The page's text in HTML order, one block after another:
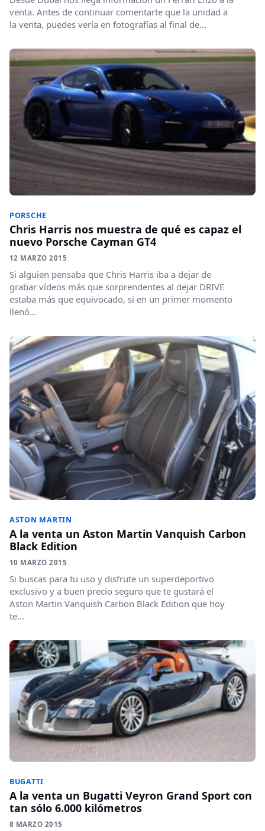
venta. Antes de continuar comentarte que la unidad a
la venta, puedes verla en fotografías al final de...
PORSCHE
Chris Harris nos muestra de qué es capaz el
nuevo Porsche Cayman GT4
12 MARZO 2015
Si alguien pensaba que Chris Harris iba a dejar de
grabar vídeos más que sorprendentes al dejar DRIVE
estaba más que equivocado, si en un primer momento
llenó...
ASTON MARTIN
A la venta un Aston Martin Vanquish Carbon
Black Edition
10 MARZO 2015
Si buscas para tu uso y disfrute un superdeportivo
exclusivo y a buen precio seguro que te gustará el
Aston Martin Vanquish Carbon Black Edition que hoy
te...
BUGATTI
A la venta un Bugatti Veyron Grand Sport con
tan sólo 6.000 kilómetros
8 MARZO 2015